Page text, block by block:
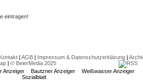
eintragen!
Kontakt| AGB| Impressum & Datenschutzerklärung|
| © BeierMedia 2025
Anzeiger Bautzner Anzeiger
Weißwasser Anzeiger
Sozialblatt